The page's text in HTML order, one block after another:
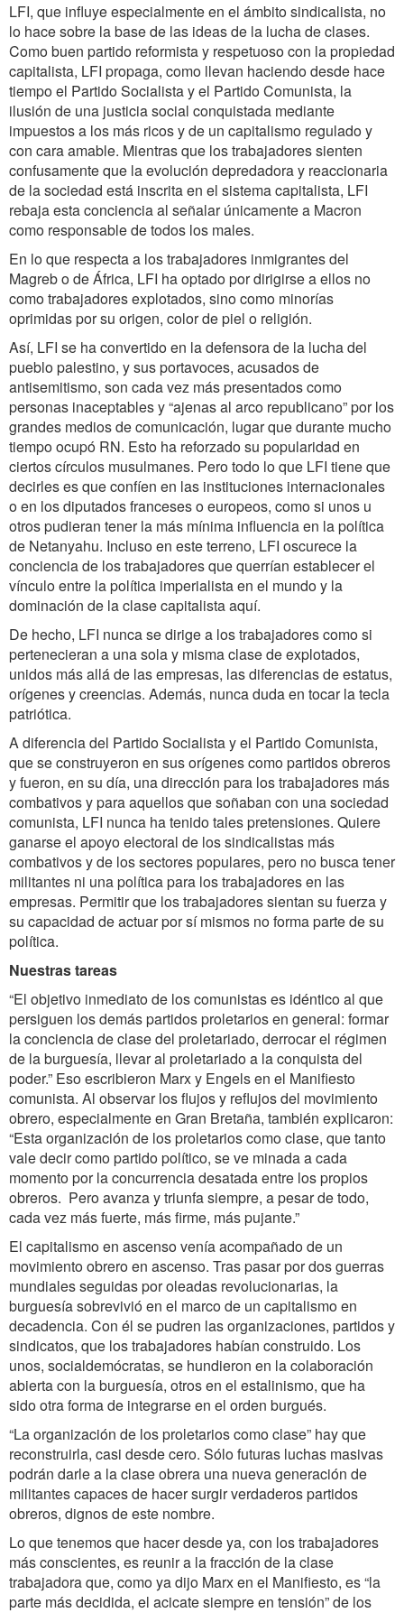
LFI, que influye especialmente en el ámbito sindicalista, no
lo hace sobre la base de las ideas de la lucha de clases.
Como buen partido reformista y respetuoso con la propiedad
capitalista, LFI propaga, como llevan haciendo desde hace
tiempo el Partido Socialista y el Partido Comunista, la
ilusión de una justicia social conquistada mediante
impuestos a los más ricos y de un capitalismo regulado y
con cara amable. Mientras que los trabajadores sienten
confusamente que la evolución depredadora y reaccionaria
de la sociedad está inscrita en el sistema capitalista, LFI
rebaja esta conciencia al señalar únicamente a Macron
como responsable de todos los males.
En lo que respecta a los trabajadores inmigrantes del
Magreb o de África, LFI ha optado por dirigirse a ellos no
como trabajadores explotados, sino como minorías
oprimidas por su origen, color de piel o religión.
Así, LFI se ha convertido en la defensora de la lucha del
pueblo palestino, y sus portavoces, acusados de
antisemitismo, son cada vez más presentados como
personas inaceptables y “ajenas al arco republicano” por los
grandes medios de comunicación, lugar que durante mucho
tiempo ocupó RN. Esto ha reforzado su popularidad en
ciertos círculos musulmanes. Pero todo lo que LFI tiene que
decirles es que confíen en las instituciones internacionales
o en los diputados franceses o europeos, como si unos u
otros pudieran tener la más mínima influencia en la política
de Netanyahu. Incluso en este terreno, LFI oscurece la
conciencia de los trabajadores que querrían establecer el
vínculo entre la política imperialista en el mundo y la
dominación de la clase capitalista aquí.
De hecho, LFI nunca se dirige a los trabajadores como si
pertenecieran a una sola y misma clase de explotados,
unidos más allá de las empresas, las diferencias de estatus,
orígenes y creencias. Además, nunca duda en tocar la tecla
patriótica.
A diferencia del Partido Socialista y el Partido Comunista,
que se construyeron en sus orígenes como partidos obreros
y fueron, en su día, una dirección para los trabajadores más
combativos y para aquellos que soñaban con una sociedad
comunista, LFI nunca ha tenido tales pretensiones. Quiere
ganarse el apoyo electoral de los sindicalistas más
combativos y de los sectores populares, pero no busca tener
militantes ni una política para los trabajadores en las
empresas. Permitir que los trabajadores sientan su fuerza y
su capacidad de actuar por sí mismos no forma parte de su
política.
Nuestras tareas
“El objetivo inmediato de los comunistas es idéntico al que
persiguen los demás partidos proletarios en general: formar
la conciencia de clase del proletariado, derrocar el régimen
de la burguesía, llevar al proletariado a la conquista del
poder.” Eso escribieron Marx y Engels en el Manifiesto
comunista. Al observar los flujos y reflujos del movimiento
obrero, especialmente en Gran Bretaña, también explicaron:
“Esta organización de los proletarios como clase, que tanto
vale decir como partido político, se ve minada a cada
momento por la concurrencia desatada entre los propios
obreros. Pero avanza y triunfa siempre, a pesar de todo,
cada vez más fuerte, más firme, más pujante.”
El capitalismo en ascenso venía acompañado de un
movimiento obrero en ascenso. Tras pasar por dos guerras
mundiales seguidas por oleadas revolucionarias, la
burguesía sobrevivió en el marco de un capitalismo en
decadencia. Con él se pudren las organizaciones, partidos y
sindicatos, que los trabajadores habían construido. Los
unos, socialdemócratas, se hundieron en la colaboración
abierta con la burguesía, otros en el estalinismo, que ha
sido otra forma de integrarse en el orden burgués.
“La organización de los proletarios como clase” hay que
reconstruirla, casi desde cero. Sólo futuras luchas masivas
podrán darle a la clase obrera una nueva generación de
militantes capaces de hacer surgir verdaderos partidos
obreros, dignos de este nombre.
Lo que tenemos que hacer desde ya, con los trabajadores
más conscientes, es reunir a la fracción de la clase
trabajadora que, como ya dijo Marx en el Manifiesto, es “la
parte más decidida, el acicate siempre en tensión” de los